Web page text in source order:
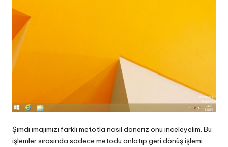
Şimdi imajımızı farklı metotla nasıl döneriz onu inceleyelim. Bu
işlemler sırasında sadece metodu anlatıp geri dönüş işlemi